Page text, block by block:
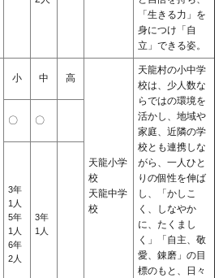
「生きる力」を
身につけ「自
立」できる姿。
小 中 高
天龍小学
校
天龍中学
校
天龍村の小中学
校は、少人数な
らではの環境を
活かし、地域や
家庭、近隣の学
校とも連携しな
がら、一人ひと
りの個性を伸ば
し、「かしこ
く、しなやか
に、たくまし
く」「自主、敬
愛、錬磨」の目
標のもと、日々
〇 〇
3年
1人
5年
1人
6年
2人
3年
1人